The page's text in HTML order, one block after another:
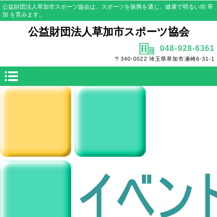
公益財団法人草加市スポーツ協会は、スポーツを振興を通じ、健康で明るい街 草
加 を育みます。
公益財団法人草加市スポーツ協会
048-928-6361
〒340-0022 埼玉県草加市瀬崎6-31-1